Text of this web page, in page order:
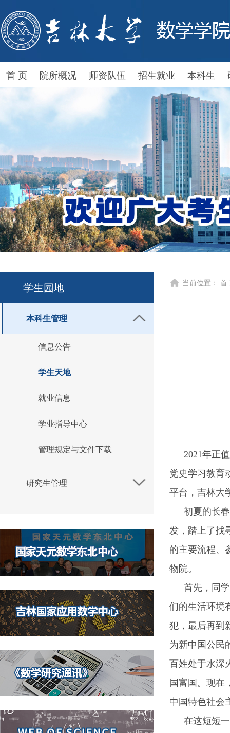
首 页 院所概况 师资队伍 招生就业 本科生
学生园地
本科生管理
信息公告
学生天地
就业信息
学业指导中心
管理规定与文件下载
研究生管理
当前位置： 首
2021年正
党史学习教育
平台，吉林大
初夏的长
发，踏上了找
的主要流程、
物院。
首先，同
们的生活环境
犯，最后再到
为新中国公民
百姓处于水深
国富国。现在
中国特色社会
在这短短